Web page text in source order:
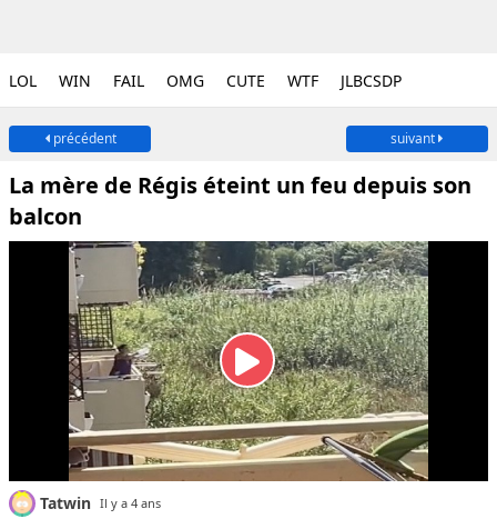
LOL WIN FAIL OMG CUTE WTF JLBCSDP
précédent suivant
La mère de Régis éteint un feu depuis son
balcon
Tatwin Il y a 4 ans